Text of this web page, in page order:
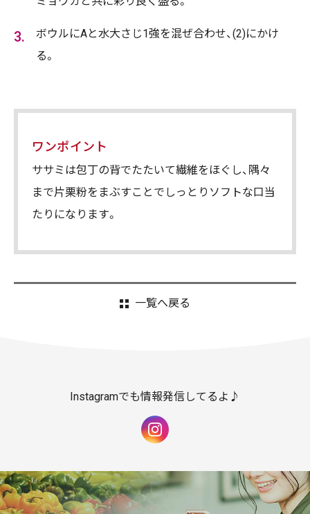
ボウルにAと水大さじ1強を混ぜ合わせ、(2)にかけ
る。
ワンポイント
ササミは包丁の背でたたいて繊維をほぐし、隅々
まで片栗粉をまぶすことでしっとりソフトな口当
たりになります。
一覧へ戻る
Instagramでも情報発信してるよ♪